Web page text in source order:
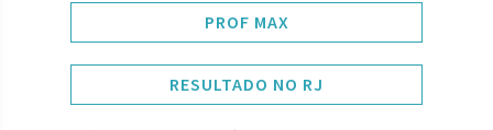
PROF MAX
RESULTADO NO RJ